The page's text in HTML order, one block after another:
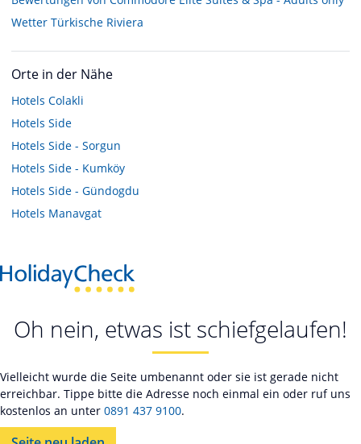
Wetter Türkische Riviera
Orte in der Nähe
Hotels Colakli
Hotels Side
Hotels Side - Sorgun
Hotels Side - Kumköy
Hotels Side - Gündogdu
Hotels Manavgat
Oh nein, etwas ist schiefgelaufen!
Vielleicht wurde die Seite umbenannt oder sie ist gerade nicht
erreichbar. Tippe bitte die Adresse noch einmal ein oder ruf uns
kostenlos an unter 0891 437 9100.